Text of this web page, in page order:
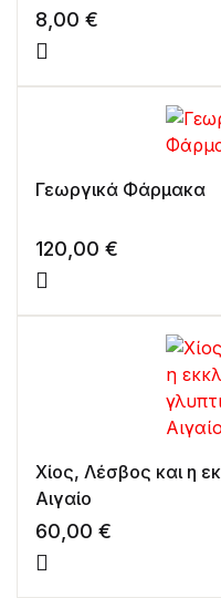
επικοινωνία; Μικρά
θεραπευτικά βήματα
8,00 €
Γεωργικά Φάρμακα
120,00 €
Χίος, Λέσβος και η
Αιγαίο
60,00 €